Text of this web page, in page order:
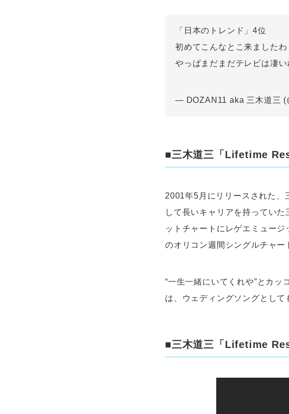
「日本のトレンド」4位
初めてこんなとこ来ましたわ
やっぱまだまだテレビは凄い
— DOZAN11 aka 三木道三
■三木道三「Lifetime
2001年5月にリリースされた、
して長いキャリアを持ってい
ットチャートにレゲエミュー
のオリコン週間シングルチャー
“一生一緒にいてくれや”とカッ
は、ウェディングソングとして
■三木道三「Lifetime